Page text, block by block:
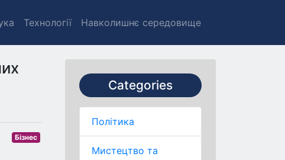
Технології Навколишнє середовище
Categories
Політика
Мистецтво та
Бізнес